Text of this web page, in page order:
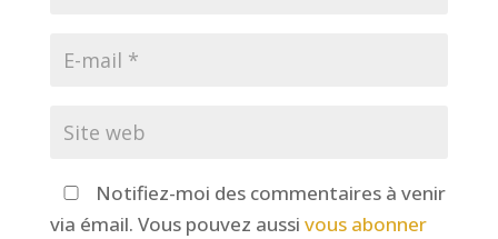
Notifiez-moi des commentaires à venir
via émail. Vous pouvez aussi vous abonner